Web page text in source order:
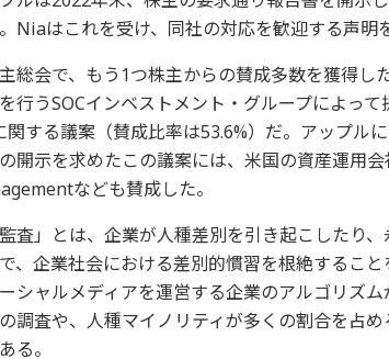
Niaはこれを受け、同社の対応を歓迎する声明
総会で、もう1つ株主からの賛成多数を獲得し
行うSOCインベストメント・グループによっ
する議案（賛成比率は53.6%）だ。アップル
開示を求めたこの議案には、米国の資産運用
なども賛成した。
監査」とは、企業が人種差別を引き起こしたり
、企業社会における差別的慣習を根絶するこ
シャルメディアを運営する企業のアルゴリズ
調査や、人種マイノリティが多くの割合を占
る。